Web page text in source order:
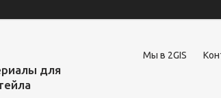
для
Мы в 2GIS